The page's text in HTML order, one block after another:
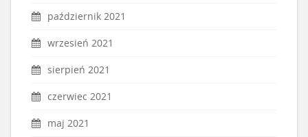
październik 2021
wrzesień 2021
sierpień 2021
czerwiec 2021
maj 2021